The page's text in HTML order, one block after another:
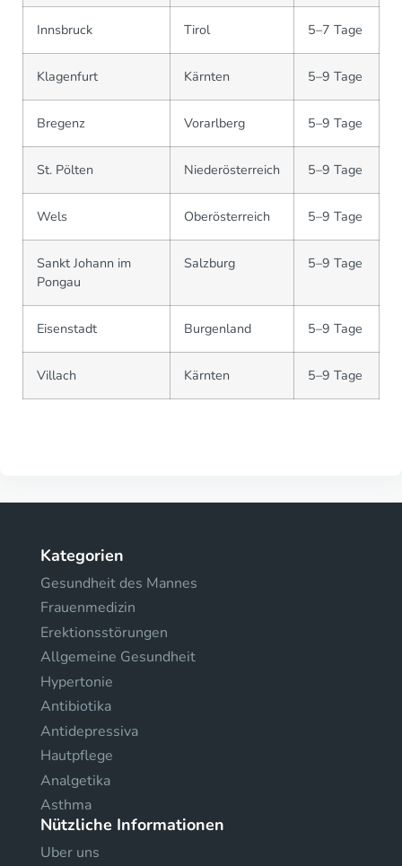
Innsbruck Tirol 5–7 Tage
Klagenfurt Kärnten 5–9 Tage
Bregenz Vorarlberg 5–9 Tage
St. Pölten Niederösterreich 5–9 Tage
Wels Oberösterreich 5–9 Tage
Sankt Johann im
Pongau
Salzburg 5–9 Tage
Eisenstadt Burgenland 5–9 Tage
Villach Kärnten 5–9 Tage
Kategorien
Gesundheit des Mannes
Frauenmedizin
Erektionsstörungen
Allgemeine Gesundheit
Hypertonie
Antibiotika
Antidepressiva
Hautpflege
Analgetika
Asthma
Nützliche Informationen
Uber uns